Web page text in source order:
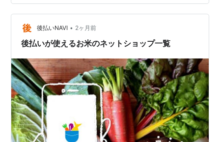
栽培上の注意
耐倒伏性がやや劣る。→稈長が長く、現行品種の中で
は倒れやすい品種なので多肥栽培は厳に慎む。ま
た、ケイ酸資材を積極的に投入し、剛直な稲体を作
る。
耐冷性がやや劣る。→耐冷性が不十分なため、冷害の
年には不稔が多発する恐れがある。穂ばらみ期の深
水管理を適性に行う必要がある。また、ケイ酸資材
の施用も有効。
いもち病抵抗性が不十分。→発生予察と防除を適切に
を抑制するそうです。 一方で、主産地の北海道に加え、
岩手、兵庫、広島の3つの県は、去年の実績とほぼ同じ水
準を維持するとしているほか、富山県は県産米の需要が
増加しているとして1％程度増やすとか。 私は高くてもお
後払いNAVI • 2ヶ月前
後払いが使えるお米のネットショップ一覧